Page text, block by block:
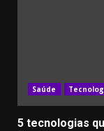
Saúde
5 tecnologias